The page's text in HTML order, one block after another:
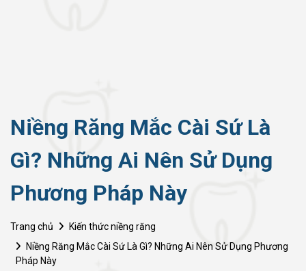
Niềng Răng Mắc Cài Sứ Là
Gì? Những Ai Nên Sử Dụng
Phương Pháp Này
Trang chủ
Kiến thức niềng răng
Niềng Răng Mắc Cài Sứ Là Gì? Những Ai Nên Sử Dụng Phương
Pháp Này